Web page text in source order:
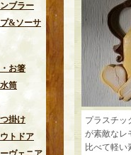
ブラー
&ソーサ
お箸
筒
掛け
トドア
プラスチッ
が素敵なレ
比べて軽い